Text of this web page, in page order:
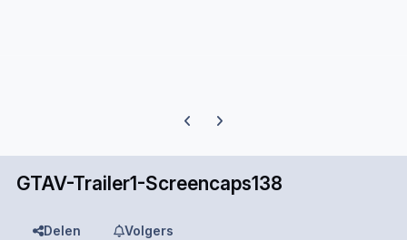
Previous carousel slide
Next carousel slide
GTAV-Trailer1-Screencaps138
Delen
Volgers